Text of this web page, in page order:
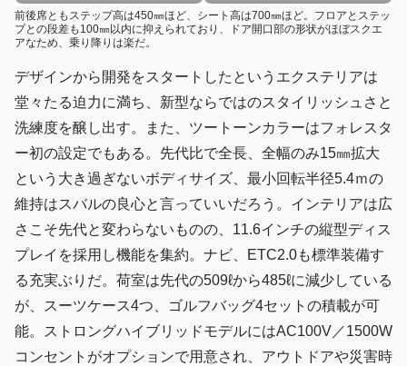
前後席ともステップ高は450㎜ほど、シート高は700㎜ほど。フロアとステッ
プとの段差も100㎜以内に抑えられており、ドア開口部の形状がほぼスクエ
アなため、乗り降りは楽だ。
デザインから開発をスタートしたというエクステリアは
堂々たる迫力に満ち、新型ならではのスタイリッシュさと
洗練度を醸し出す。また、ツートーンカラーはフォレスタ
ー初の設定でもある。先代比で全長、全幅のみ15㎜拡大
という大き過ぎないボディサイズ、最小回転半径5.4ｍの
維持はスバルの良心と言っていいだろう。インテリアは広
さこそ先代と変わらないものの、11.6インチの縦型ディス
プレイを採用し機能を集約。ナビ、ETC2.0も標準装備す
る充実ぶりだ。荷室は先代の509ℓから485ℓに減少している
が、スーツケース4つ、ゴルフバッグ4セットの積載が可
能。ストロングハイブリッドモデルにはAC100V／1500W
コンセントがオプションで用意され、アウトドアや災害時